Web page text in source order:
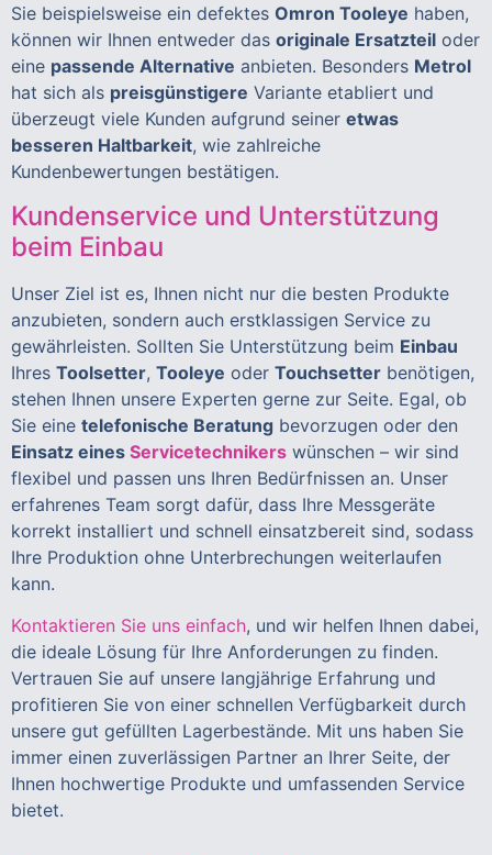
Sie beispielsweise ein defektes Omron Tooleye haben,
können wir Ihnen entweder das originale Ersatzteil oder
eine passende Alternative anbieten. Besonders Metrol
hat sich als preisgünstigere Variante etabliert und
überzeugt viele Kunden aufgrund seiner etwas
besseren Haltbarkeit, wie zahlreiche
Kundenbewertungen bestätigen.
Kundenservice und Unterstützung
beim Einbau
Unser Ziel ist es, Ihnen nicht nur die besten Produkte
anzubieten, sondern auch erstklassigen Service zu
gewährleisten. Sollten Sie Unterstützung beim Einbau
Ihres Toolsetter, Tooleye oder Touchsetter benötigen,
stehen Ihnen unsere Experten gerne zur Seite. Egal, ob
Sie eine telefonische Beratung bevorzugen oder den
Einsatz eines Servicetechnikers wünschen – wir sind
flexibel und passen uns Ihren Bedürfnissen an. Unser
erfahrenes Team sorgt dafür, dass Ihre Messgeräte
korrekt installiert und schnell einsatzbereit sind, sodass
Ihre Produktion ohne Unterbrechungen weiterlaufen
kann.
Kontaktieren Sie uns einfach, und wir helfen Ihnen dabei,
die ideale Lösung für Ihre Anforderungen zu finden.
Vertrauen Sie auf unsere langjährige Erfahrung und
profitieren Sie von einer schnellen Verfügbarkeit durch
unsere gut gefüllten Lagerbestände. Mit uns haben Sie
immer einen zuverlässigen Partner an Ihrer Seite, der
Ihnen hochwertige Produkte und umfassenden Service
bietet.